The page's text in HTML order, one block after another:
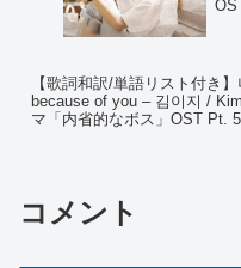
【歌詞和訳/単語リスト付き
because of you – 김이지 /
マ「内省的なボス」OST Pt. 5
コメント